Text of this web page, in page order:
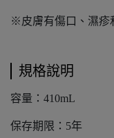
※皮膚有傷口、濕疹
規格說明
容量：410mL
保存期限：5年